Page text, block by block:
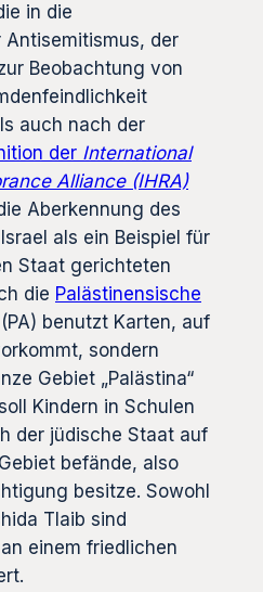
in die
der
Beobachtung von
auch nach der
der International
Alliance (IHRA)
Aberkennung des
als ein Beispiel für
Staat gerichteten
die Palästinensische
(PA) benutzt Karten, auf
sondern
Gebiet „Palästina“
Kindern in Schulen
der jüdische Staat auf
befände, also
besitze. Sowohl
Tlaib sind
einem friedlichen